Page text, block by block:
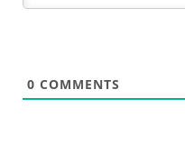
0 COMMENTS